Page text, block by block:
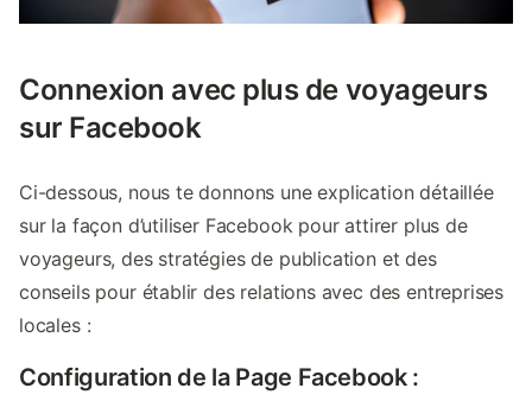
Connexion avec plus de voyageurs
sur Facebook
Ci-dessous, nous te donnons une explication détaillée
sur la façon d’utiliser Facebook pour attirer plus de
voyageurs, des stratégies de publication et des
conseils pour établir des relations avec des entreprises
locales :
Configuration de la Page Facebook :